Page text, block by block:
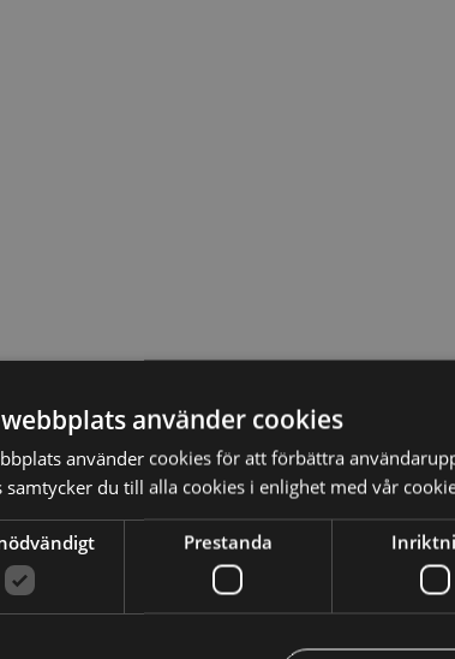
använder cookies
använder cookies för att förbättra
samtycker du till alla cookies i enlighet med vår
Prestanda